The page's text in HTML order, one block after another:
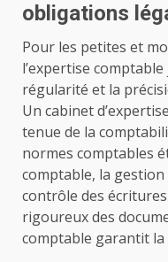
obligations
Pour les petites et
l’expertise
régularité et la
Un cabinet
tenue de la
normes comptables
comptable, la
contrôle des
rigoureux des
comptable garantit la